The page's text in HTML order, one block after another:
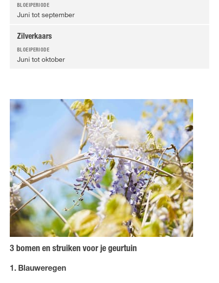
Juni tot september
Zilverkaars
Juni tot oktober
3 bomen en struiken voor je geurtuin
1. Blauweregen